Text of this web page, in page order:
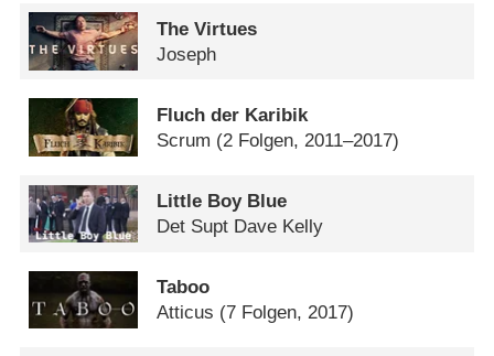
The Virtues
Joseph
Fluch der Karibik
Scrum (2 Folgen, 2011–2017)
Little Boy Blue
Det Supt Dave Kelly
Taboo
Atticus (7 Folgen, 2017)